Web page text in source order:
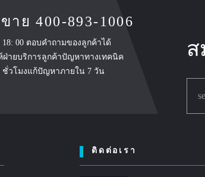
ย 400-893-1006
00 ตอบคำถามของลูกค้าได้
ายบริการลูกค้าปัญหาทางเทคนิค
วโมงแก้ปัญหาภายใน 7 วัน
ติดต่อเรา